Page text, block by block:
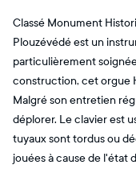
Classé Monument
Plouzévédé est un
particulièrement
construction, cet orgue
Malgré son entretien
déplorer. Le clavier est
tuyaux sont tordus ou
jouées à cause de l'état